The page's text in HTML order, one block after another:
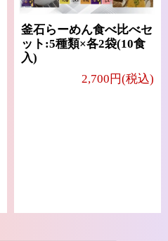
釜石らーめん食べ比べセ
ット:5種類×各2袋(10食
入)
2,700円(税込)